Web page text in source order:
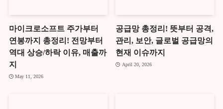
마이크로소프트 주가부터
연봉까지 총정리! 전망부터
역대 상승/하락 이유, 매출까
지
May 11, 2026
공급망 총정리! 뜻부터 공격,
관리, 보안, 글로벌 공급망의
현재 이슈까지
April 20, 2026